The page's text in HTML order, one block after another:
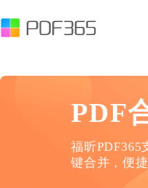
PDF
福昕PDF365
键合并，便捷